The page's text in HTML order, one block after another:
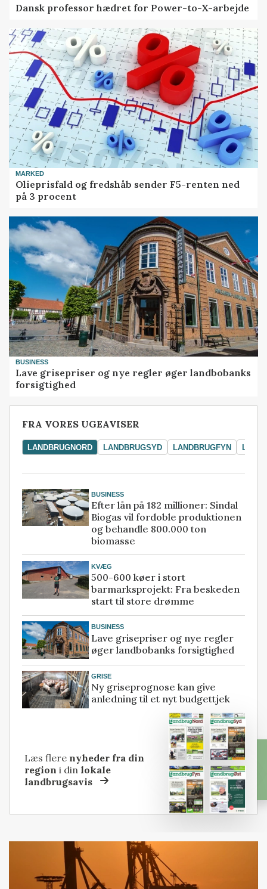
Dansk professor hædret for Power-to-X-arbejde
MARKED
Olieprisfald og fredshåb sender F5-renten ned
på 3 procent
BUSINESS
Lave grisepriser og nye regler øger landbobanks
forsigtighed
FRA VORES UGEAVISER
LANDBRUGNORD LANDBRUGSYD LANDBRUGFYN
BUSINESS
Efter lån på 182 millioner: Sindal
Biogas vil fordoble produktionen
og behandle 800.000 ton
biomasse
KVÆG
500-600 køer i stort
barmarksprojekt: Fra beskeden
start til store drømme
BUSINESS
Lave grisepriser og nye regler
øger landbobanks forsigtighed
GRISE
Ny griseprognose kan give
anledning til et nyt budgettjek
Læs flere nyheder fra din
region i dinlokale
landbrugsavis